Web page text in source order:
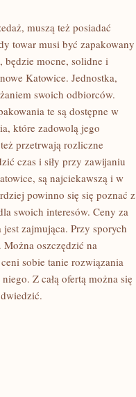
muszą też posiadać
towar musi być zapakowany
będzie mocne, solidne i
Katowice. Jednostka,
swoich odbiorców.
te są dostępne w
które zadowolą jego
przetrwają rozliczne
czas i siły przy zawijaniu
są najciekawszą i w
powinno się się poznać z
swoich interesów. Ceny za
zajmująca. Przy sporych
oszczędzić na
sobie tanie rozwiązania
Z całą ofertą można się